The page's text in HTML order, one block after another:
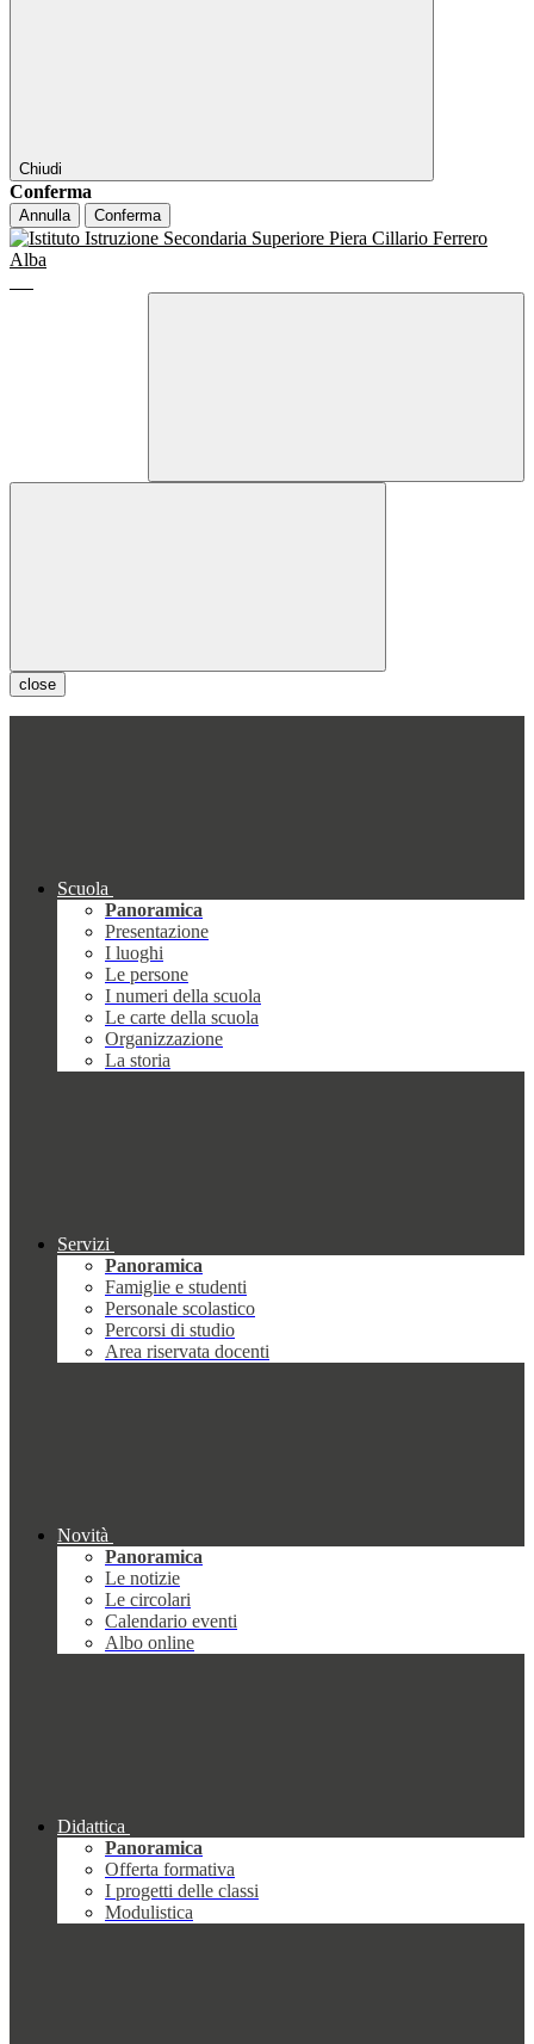
Chiudi
Conferma
Annulla Conferma
close
Scuola
Panoramica
Presentazione
I luoghi
Le persone
I numeri della scuola
Le carte della scuola
Organizzazione
La storia
Servizi
Panoramica
Famiglie e studenti
Personale scolastico
Percorsi di studio
Area riservata docenti
Novità
Panoramica
Le notizie
Le circolari
Calendario eventi
Albo online
Didattica
Panoramica
Offerta formativa
I progetti delle classi
Modulistica